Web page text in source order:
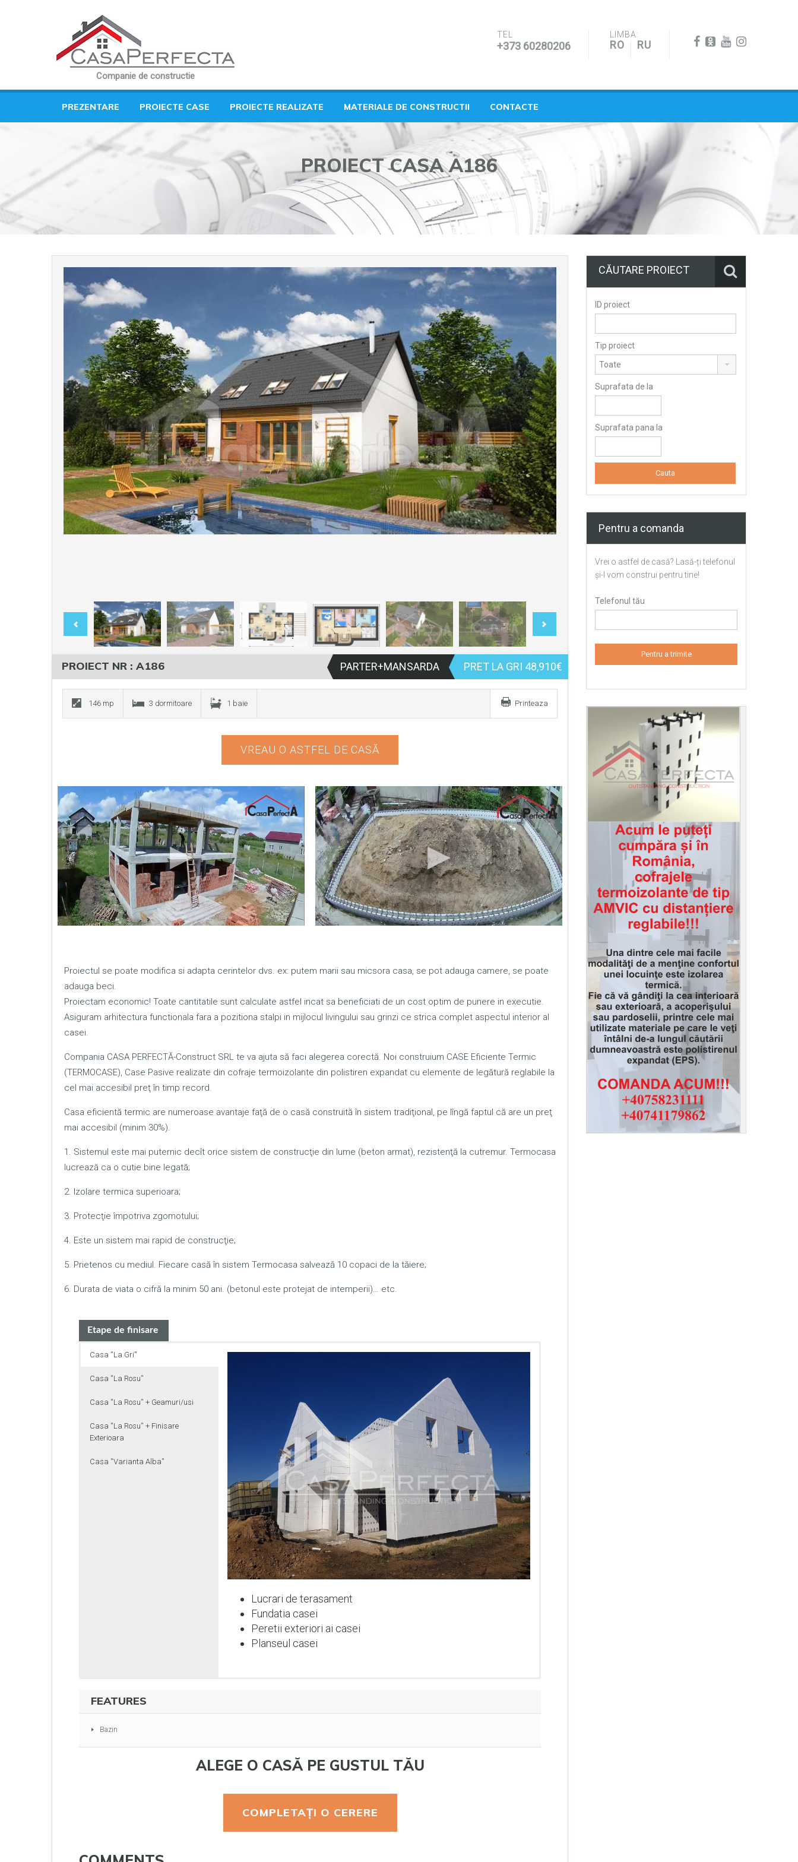
Companie de constructie
TEL
+373 60280206
LIMBA:
RO RU
PREZENTARE PROIECTE CASE PROIECTE REALIZATE MATERIALE DE CONSTRUCTII CONTACTE
PROIECT CASA A186
PROIECT NR : A186 PARTER+MANSARDA PRET LA GRI 48,910€
146 mp 3 dormitoare 1 baie Printeaza
VREAU O ASTFEL DE CASĂ
Proiectul se poate modifica si adapta cerintelor dvs. ex: putem marii sau micsora casa, se pot adauga camere, se poate
adauga beci.
Proiectam economic! Toate cantitatile sunt calculate astfel incat sa beneficiati de un cost optim de punere in executie.
Asiguram arhitectura functionala fara a pozitiona stalpi in mijlocul livingului sau grinzi ce strica complet aspectul interior al
casei.
Compania CASA PERFECTĂ-Construct SRL te va ajuta să faci alegerea corectă. Noi construium CASE Eficiente Termic
(TERMOCASE), Case Pasive realizate din cofraje termoizolante din polistiren expandat cu elemente de legătură reglabile la
cel mai accesibil preţ în timp record.
Casa eficientă termic are numeroase avantaje faţă de o casă construită în sistem tradiţional, pe lîngă faptul că are un preţ
mai accesibil (minim 30%).
1. Sistemul este mai puternic decît orice sistem de construcţie din lume (beton armat), rezistenţă la cutremur. Termocasa
lucrează ca o cutie bine legată;
2. Izolare termica superioara;
3. Protecţie împotriva zgomotului;
4. Este un sistem mai rapid de construcţie;
5. Prietenos cu mediul. Fiecare casă în sistem Termocasa salvează 10 copaci de la tăiere;
6. Durata de viata o cifră la minim 50 ani. (betonul este protejat de intemperii)… etc.
Etape de finisare
Casa ''La Gri''
Casa ''La Rosu''
Casa ''La Rosu'' + Geamuri/usi
Casa ''La Rosu'' + Finisare
Exterioara
Casa ''Varianta Alba''
Lucrari de terasament
Fundatia casei
Peretii exteriori ai casei
Planseul casei
FEATURES
Bazin
ALEGE O CASĂ PE GUSTUL TĂU
COMPLETAȚI O CERERE
CĂUTARE PROIECT
ID proiect
Tip proiect
Suprafata de la
Suprafata pana la
Pentru a comanda
Vrei o astfel de casă? Lasă-ți telefonul
și-l vom construi pentru tine!
Telefonul tău